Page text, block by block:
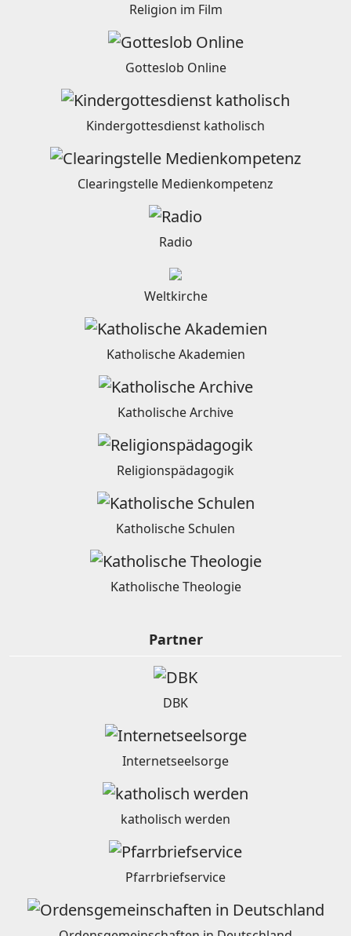
Religion im Film
Gotteslob Online
Kindergottesdienst katholisch
Clearingstelle Medienkompetenz
Radio
Weltkirche
Katholische Akademien
Katholische Archive
Religionspädagogik
Katholische Schulen
Katholische Theologie
Partner
DBK
Internetseelsorge
katholisch werden
Pfarrbriefservice